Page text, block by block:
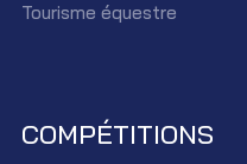
Tourisme équestre
COMPÉTITIONS